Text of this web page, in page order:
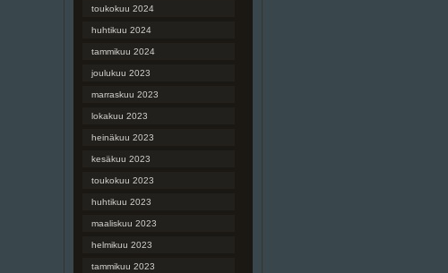
toukokuu 2024
huhtikuu 2024
tammikuu 2024
joulukuu 2023
marraskuu 2023
lokakuu 2023
heinäkuu 2023
kesäkuu 2023
toukokuu 2023
huhtikuu 2023
maaliskuu 2023
helmikuu 2023
tammikuu 2023